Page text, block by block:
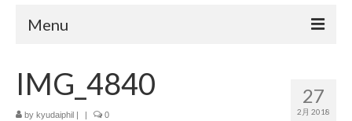
Menu
演奏会情報 27
2月 2018
IMG_4840
by kyudaiphil 0